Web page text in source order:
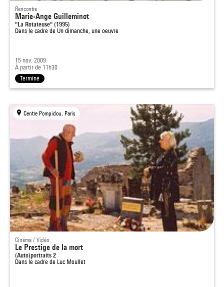
Rencontre
Marie-Ange Guilleminot
"La Rotateuse" (1995)
Dans le cadre de Un dimanche, une oeuvre
15 nov. 2009
À partir de 11h30
Terminé
Centre Pompidou, Paris
Cinéma / Vidéo
Le Prestige de la mort
(Auto)portraits 2
Dans le cadre de Luc Moullet